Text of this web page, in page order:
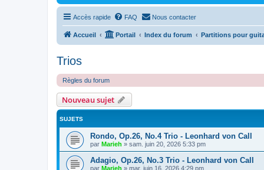
Accès rapide FAQ Nous contacter
Accueil Portail Index du forum Partitions pour
Trios
Règles du forum
Nouveau sujet
SUJETS
Rondo, Op.26, No.4 Trio - Leonhard von Call
par Marieh » sam. juin 20, 2026 5:33 pm
Adagio, Op.26, No.3 Trio - Leonhard von Call
par Marieh » mar. juin 16, 2026 4:29 pm